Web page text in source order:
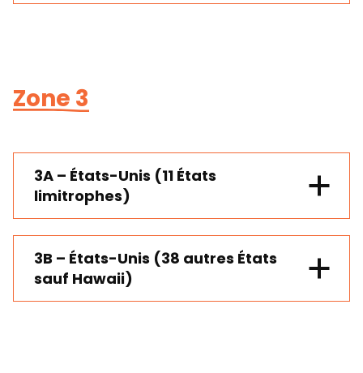
Zone 3
3A – États-Unis (11 États
limitrophes)
3B – États-Unis (38 autres États
sauf Hawaii)